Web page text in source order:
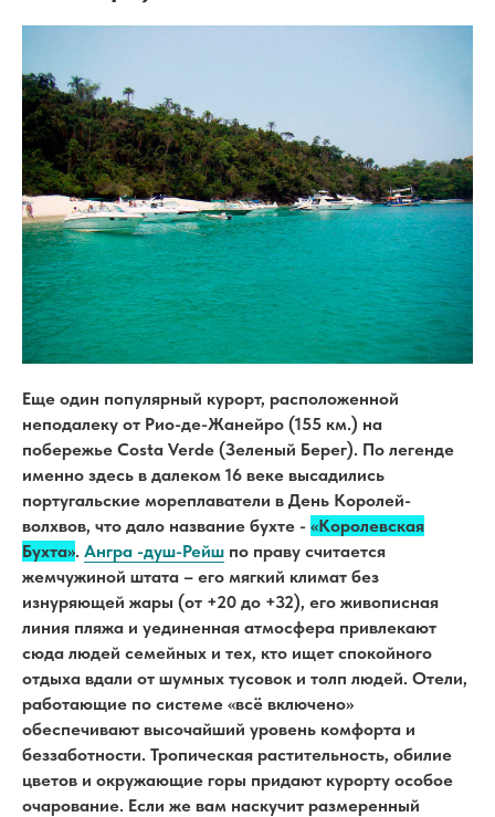
Еще один популярный курорт, расположенной
неподалеку от Рио-де-Жанейро (155 км.) на
побережье Costa Verde (Зеленый Берег). По легенде
именно здесь в далеком 16 веке высадились
португальские мореплаватели в День Королей-
волхвов, что дало название бухте - «Королевская
Бухта». Ангра -душ-Рейш по праву считается
жемчужиной штата – его мягкий климат без
изнуряющей жары (от +20 до +32), его живописная
линия пляжа и уединенная атмосфера привлекают
сюда людей семейных и тех, кто ищет спокойного
отдыха вдали от шумных тусовок и толп людей. Отели,
работающие по системе «всё включено»
обеспечивают высочайший уровень комфорта и
беззаботности. Тропическая растительность, обилие
цветов и окружающие горы придают курорту особое
очарование. Если же вам наскучит размеренный